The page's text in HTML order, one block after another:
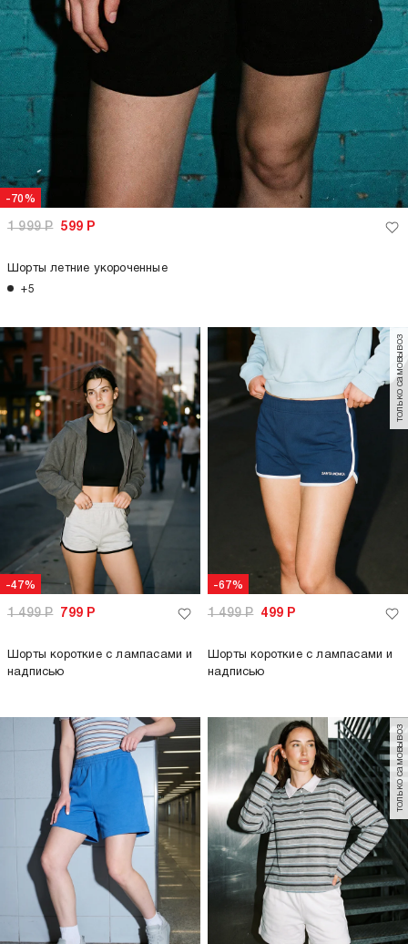
-70%
1 999Р 599 Р
Шорты летние укороченные
+5
-47%
1 499Р 799 Р
Шорты короткие с лампасами и
надписью
-67%
только самовывоз
1 499Р 499 Р
Шорты короткие с лампасами и
надписью
только самовывоз